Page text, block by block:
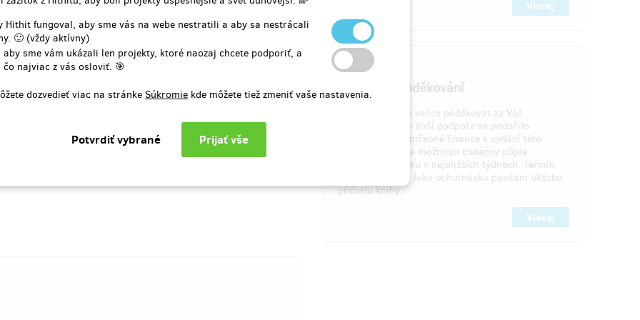
fungoval, aby sme vás na webe nestratili a aby sa nestrácali
🙂 (vždy aktívny)
sme vám ukázali len projekty, ktoré naozaj chcete podporiť, a
najviac z vás osloviť. 🎯
dozvedieť viac na stránke Súkromie kde môžete tiež zmeniť vaše nastavenia.
který se přeplavil v obchodním námořnictvu přes
naší 313. čs. stíhací peruti. Je zde vyložen osud
a šel za svou rodnou zemi bojovat po boku
osádky letounu, který se po 90 minutách letu zřítil na
Viacej
Viacej
9.11.2018
Vybráno - Poděkování
Chtěl bych všem velice poděkovat za Váš
příspěvek. I díky Vaší podpoře se podařilo
nashromáždit potřebné finance k vydání této
publikace. Podle možnosti tiskárny půjde
publikace do tisku v nejbližších týdnech. Termín
vydání splníme. Jako ochutnávku posilám ukázku
přebalu knihy.
Viacej